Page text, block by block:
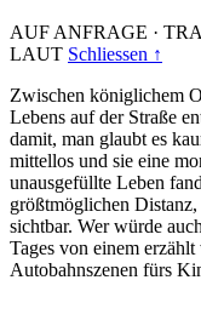
AUF ANFRAGE ·
LAUT Schliessen ↑
Zwischen königlichem
Lebens auf der Straße
damit, man glaubt es
mittellos und sie eine
unausgefüllte Leben
größtmöglichen
sichtbar. Wer würde
Tages von einem
Autobahnszenen fürs